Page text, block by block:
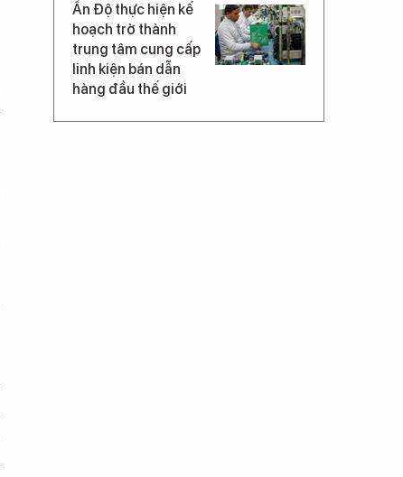
Ấn Độ thực hiện kế
hoạch trở thành
trung tâm cung cấp
linh kiện bán dẫn
hàng đầu thế giới